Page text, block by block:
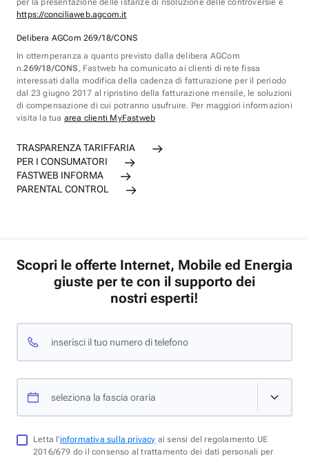
per la presentazione delle istanze di risoluzione delle controversie è
https://conciliaweb.agcom.it
Delibera AGCom 269/18/CONS
In ottemperanza a quanto previsto dalla delibera AGCom
n.269/18/CONS , Fastweb ha comunicato ai clienti di rete fissa
interessati dalla modifica della cadenza di fatturazione per il periodo
dal 23 giugno 2017 al ripristino della fatturazione mensile, le soluzioni
di compensazione di cui potranno usufruire. Per maggiori informazioni
visita la tua area clienti MyFastweb
TRASPARENZA TARIFFARIA
PER I CONSUMATORI
FASTWEB INFORMA
PARENTAL CONTROL
Scopri le offerte Internet, Mobile ed Energia
giuste per te con il supporto dei
nostri esperti!
inserisci il tuo numero di telefono
seleziona la fascia oraria
Letta l'informativa sulla privacy ai sensi del regolamento UE
2016/679 do il consenso al trattamento dei dati personali per